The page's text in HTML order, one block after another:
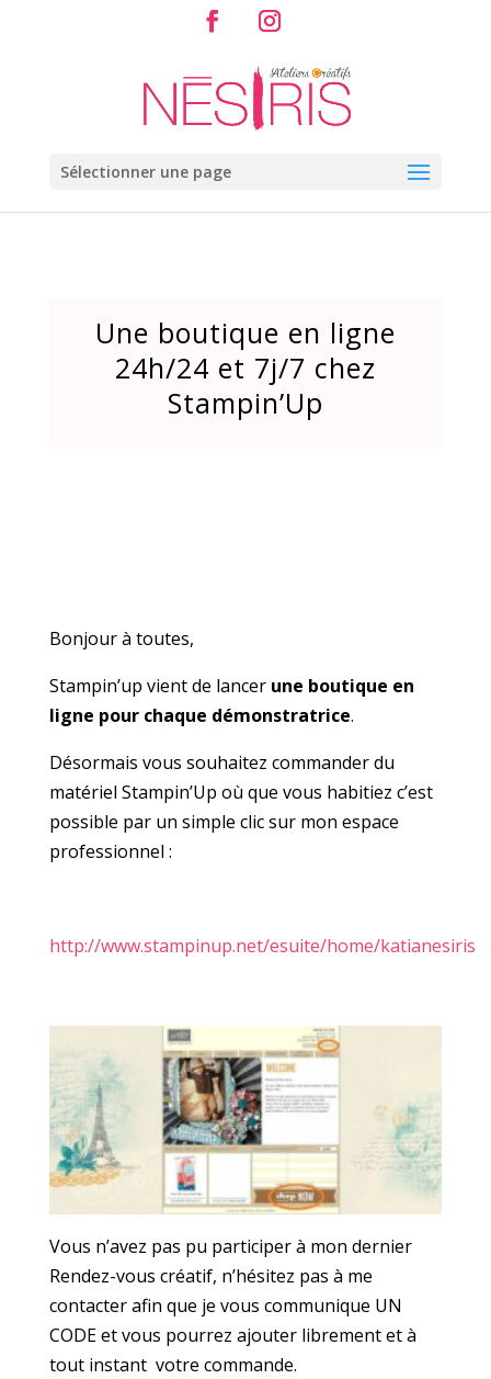
Sélectionner une page
Une boutique en ligne
24h/24 et 7j/7 chez
Stampin’Up
Bonjour à toutes,
Stampin’up vient de lancer une boutique en
ligne pour chaque démonstratrice.
Désormais vous souhaitez commander du
matériel Stampin’Up où que vous habitiez c’est
possible par un simple clic sur mon espace
professionnel :
http://www.stampinup.net/esuite/home/katianesiris
Vous n’avez pas pu participer à mon dernier
Rendez-vous créatif, n’hésitez pas à me
contacter afin que je vous communique UN
CODE et vous pourrez ajouter librement et à
tout instant votre commande.